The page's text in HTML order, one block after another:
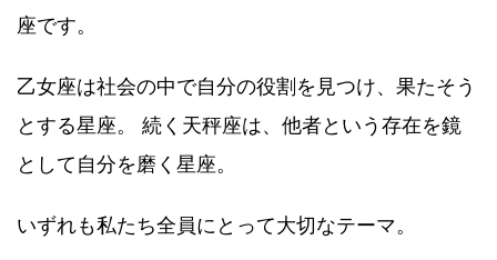
座です。
乙女座は社会の中で自分の役割を見つけ、果たそう
とする星座。 続く天秤座は、他者という存在を鏡
として自分を磨く星座。
いずれも私たち全員にとって大切なテーマ。